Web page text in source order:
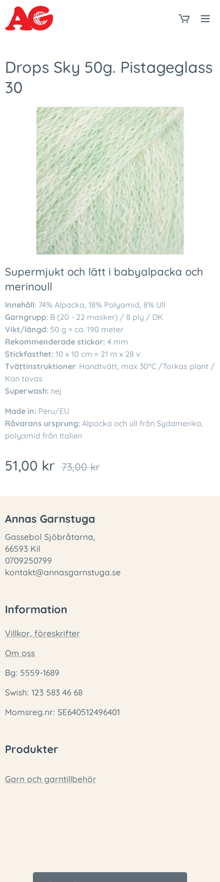
Drops Sky 50g. Pistageglass
30
Supermjukt och lätt i babyalpacka och
merinoull
Innehåll: 74% Alpacka, 18% Polyamid, 8% Ull
Garngrupp: B (20 - 22 masker) / 8 ply / DK
Vikt/längd: 50 g = ca. 190 meter
Rekommenderade stickor: 4 mm
Stickfasthet: 10 x 10 cm = 21 m x 28 v
Tvättinstruktioner: Handtvätt, max 30°C /Torkas plant /
Kan tovas
Superwash: nej
Made in: Peru/EU
Råvarans ursprung: Alpacka och ull från Sydamerika,
polyamid från Italien
51,00 kr 73,00kr
Annas Garnstuga
Gassebol Sjöbråtarna,
66593 Kil
0709250799
kontakt@annasgarnstuga.se
Information
Villkor, föreskrifter
Om oss
Bg: 5559-1689
Swish: 123 583 46 68
Momsreg.nr: SE640512496401
Produkter
Garn och garntillbehör